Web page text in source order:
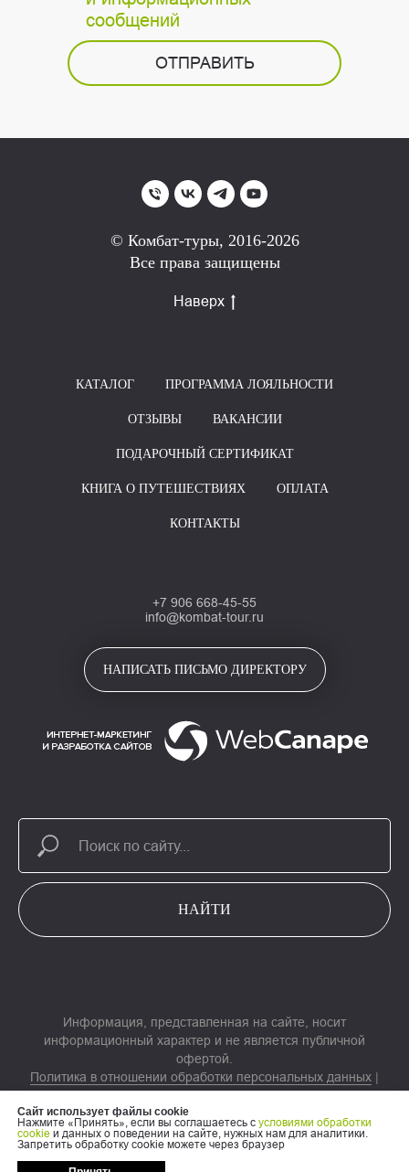
сообщений
ОТПРАВИТЬ
Сайт использует файлы cookie
Нажмите «Принять», если вы соглашаетесь с условиями обработки
cookie и данных о поведении на сайте, нужных нам для аналитики.
Запретить обработку cookie можете через браузер
© Комбат-туры, 2016-2026
Все права защищены
Наверх
КАТАЛОГ ПРОГРАММА ЛОЯЛЬНОСТИ
ОТЗЫВЫ ВАКАНСИИ
ПОДАРОЧНЫЙ СЕРТИФИКАТ
КНИГА О ПУТЕШЕСТВИЯХ ОПЛАТА
КОНТАКТЫ
+7 906 668-45-55
info@kombat-tour.ru
НАПИСАТЬ ПИСЬМО ДИРЕКТОРУ
НАЙТИ
Информация, представленная на сайте, носит
информационный характер и не является публичной
офертой.
Политика в отношении обработки персональных данных |
Результаты СОУП
Согласие на обработку персональных данных
обработку электронных пользовательских данных